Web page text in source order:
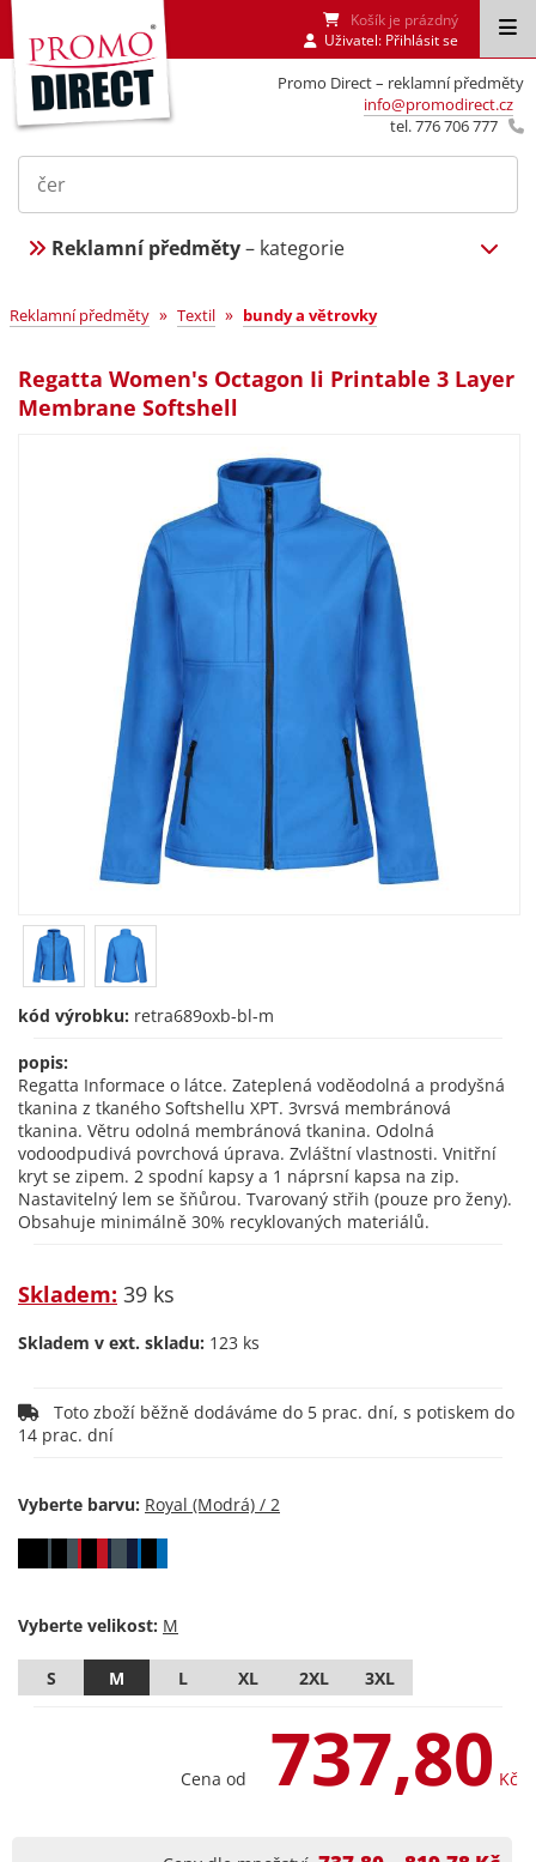
Promo Direct – reklamní předměty
info@promodirect.cz
tel. 776 706 777
Košík je prázdný
Uživatel: Přihlásit se
Reklamní předměty– kategorie
Reklamní předměty » Textil » bundy a větrovky
Regatta Women's Octagon Ii Printable 3 Layer
Membrane Softshell
kód výrobku: retra689oxb-bl-m
popis:
Regatta Informace o látce. Zateplená voděodolná a prodyšná
tkanina z tkaného Softshellu XPT. 3vrsvá membránová
tkanina. Větru odolná membránová tkanina. Odolná
vodoodpudivá povrchová úprava. Zvláštní vlastnosti. Vnitřní
kryt se zipem. 2 spodní kapsy a 1 náprsní kapsa na zip.
Nastavitelný lem se šňůrou. Tvarovaný střih (pouze pro ženy).
Obsahuje minimálně 30% recyklovaných materiálů.
Skladem: 39 ks
Skladem v ext. skladu: 123 ks
14 prac. dní
Vyberte barvu:
Vyberte velikost:
S M L XL 2XL 3XL
Cena od 737,80 Kč